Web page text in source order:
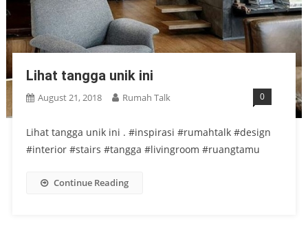
Lihat tangga unik ini
August 21, 2018 Rumah Talk 0
Lihat tangga unik ini . #inspirasi #rumahtalk #design
#interior #stairs #tangga #livingroom #ruangtamu
Continue Reading